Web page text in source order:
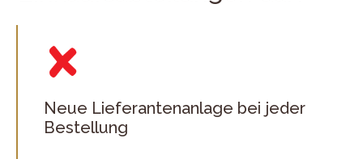
Neue Lieferantenanlage bei jeder
Bestellung